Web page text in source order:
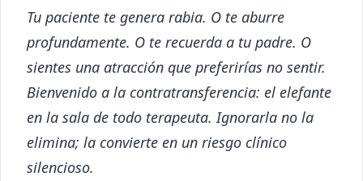
Tu paciente te genera rabia. O te aburre
profundamente. O te recuerda a tu padre. O
sientes una atracción que preferirías no sentir.
Bienvenido a la contratransferencia: el elefante
en la sala de todo terapeuta. Ignorarla no la
elimina; la convierte en un riesgo clínico
silencioso.